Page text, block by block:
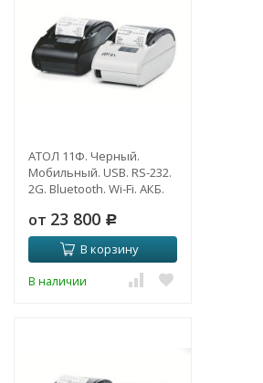
АТОЛ 11Ф. Черный.
Мобильный. USB. RS-232.
2G. Bluetooth. Wi-Fi. АКБ.
от 23 800 Р
В корзину
В наличии